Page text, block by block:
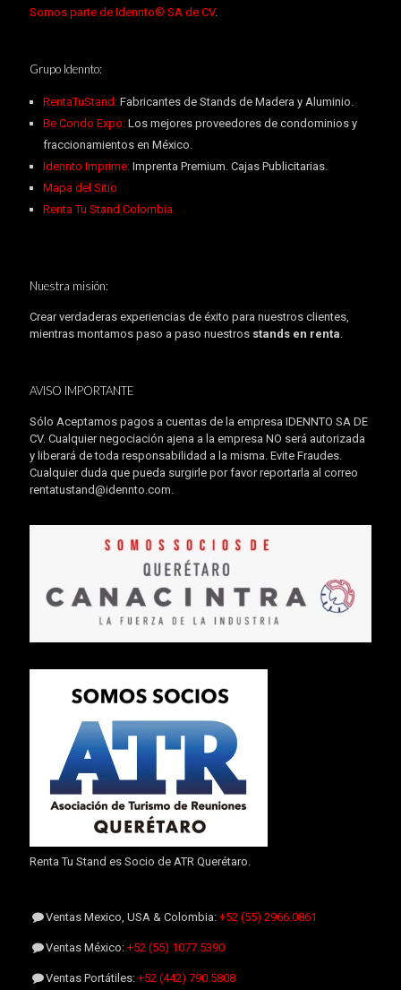
Somos parte de Idennto® SA de CV.
Grupo Idennto:
RentaTuStand:Fabricantes de Stands de Madera y Aluminio.
Be Condo Expo: Los mejores proveedores de condominios y
fraccionamientos en México.
Idennto Imprime:Imprenta Premium. Cajas Publicitarias.
Mapa del Sitio
Renta Tu Stand Colombia.
Nuestra misión:
Crear verdaderas experiencias de éxito para nuestros clientes,
mientras montamos paso a paso nuestros stands en renta.
AVISO IMPORTANTE
Sólo Aceptamos pagos a cuentas de la empresa IDENNTO SA DE
CV. Cualquier negociación ajena a la empresa NO será autorizada
y liberará de toda responsabilidad a la misma. Evite Fraudes.
Cualquier duda que pueda surgirle por favor reportarla al correo
rentatustand@idennto.com.
Renta Tu Stand es Socio de ATR Querétaro.
Ventas Mexico, USA & Colombia:+52 (55) 2966.0861
Ventas México:+52 (55) 1077.5390
Ventas Portátiles:+52 (442) 790.5808